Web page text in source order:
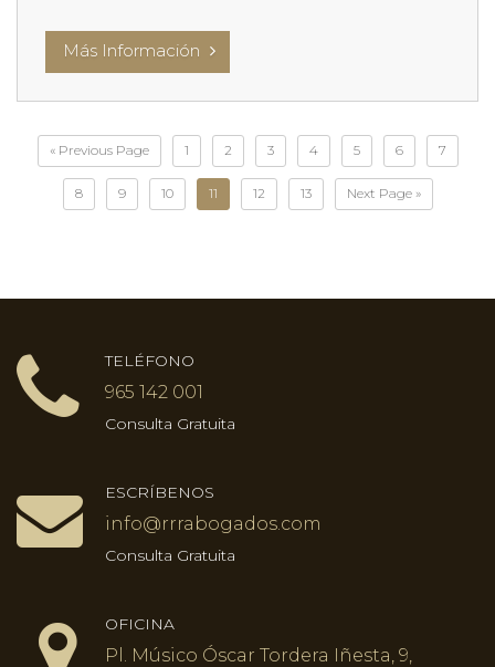
Más Información
« Previous Page 1 2 3 4 5 6 7
8 9 10 11 12 13 Next Page »
TELÉFONO
965 142 001
Consulta Gratuita
ESCRÍBENOS
info@rrrabogados.com
Consulta Gratuita
OFICINA
Pl. Músico Óscar Tordera Iñesta, 9,